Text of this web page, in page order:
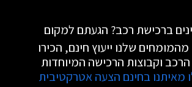
ברכישת רכב? הגעתם למקום
מהמומחים שלנו ייעוץ חינם, הכירו
וקבוצות הרכישה המיוחדות
מאיתנו בחינם הצעה אטרקטיבית